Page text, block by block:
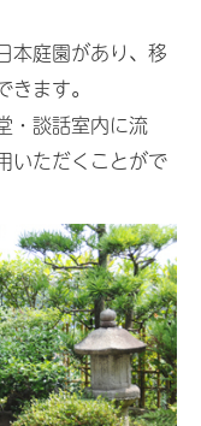
本庭園があり、移
ます。
・談話室内に流
いただくことがで